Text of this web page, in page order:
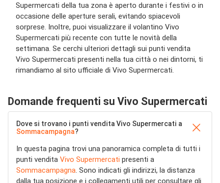
Supermercati della tua zona è aperto durante i festivi o in
occasione delle aperture serali, evitando spiacevoli
sorprese. Inoltre, puoi visualizzare il volantino Vivo
Supermercati più recente con tutte le novità della
settimana. Se cerchi ulteriori dettagli sui punti vendita
Vivo Supermercati presenti nella tua città o nei dintorni, ti
rimandiamo al sito ufficiale di Vivo Supermercati.
Domande frequenti su Vivo Supermercati
Dove si trovano i punti vendita Vivo Supermercati a
Sommacampagna?
In questa pagina trovi una panoramica completa di tutti i
punti vendita Vivo Supermercati presenti a
Sommacampagna. Sono indicati gli indirizzi, la distanza
dalla tua posizione e i collegamenti utili per consultare gli